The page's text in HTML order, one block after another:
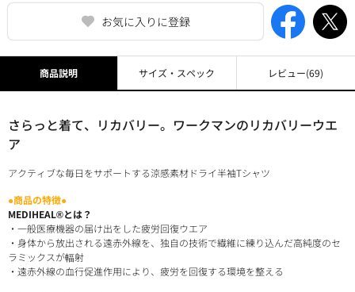
お気に入りに登録
商品説明
さらっと着て、リカバリー。ワークマンのリカバリーウエ
ア
アクティブな毎日をサポートする涼感素材ドライ半袖Tシャツ
●商品の特徴●
MEDIHEAL®とは？
・一般医療機器の届け出をした疲労回復ウエア
・身体から放出される遠赤外線を、独自の技術で繊維に練り込んだ高純度のセ
ラミックスが輻射
・遠赤外線の血行促進作用により、疲労を回復する環境を整える
サイズ・スペック レビュー(69)